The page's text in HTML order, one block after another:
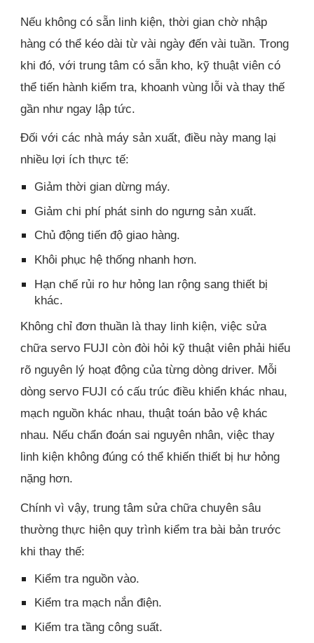
Nếu không có sẵn linh kiện, thời gian chờ nhập
hàng có thể kéo dài từ vài ngày đến vài tuần. Trong
khi đó, với trung tâm có sẵn kho, kỹ thuật viên có
thể tiến hành kiểm tra, khoanh vùng lỗi và thay thế
gần như ngay lập tức.
Đối với các nhà máy sản xuất, điều này mang lại
nhiều lợi ích thực tế:
Giảm thời gian dừng máy.
Giảm chi phí phát sinh do ngưng sản xuất.
Chủ động tiến độ giao hàng.
Khôi phục hệ thống nhanh hơn.
Hạn chế rủi ro hư hỏng lan rộng sang thiết bị
khác.
Không chỉ đơn thuần là thay linh kiện, việc sửa
chữa servo FUJI còn đòi hỏi kỹ thuật viên phải hiểu
rõ nguyên lý hoạt động của từng dòng driver. Mỗi
dòng servo FUJI có cấu trúc điều khiển khác nhau,
mạch nguồn khác nhau, thuật toán bảo vệ khác
nhau. Nếu chẩn đoán sai nguyên nhân, việc thay
linh kiện không đúng có thể khiến thiết bị hư hỏng
nặng hơn.
Chính vì vậy, trung tâm sửa chữa chuyên sâu
thường thực hiện quy trình kiểm tra bài bản trước
khi thay thế:
Kiểm tra nguồn vào.
Kiểm tra mạch nắn điện.
Kiểm tra tầng công suất.